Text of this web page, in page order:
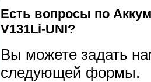
Есть вопросы по
V131Li-UNI?
Вы можете задать
следующей формы.